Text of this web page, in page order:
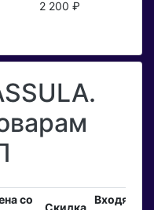
2 200 ₽
со
Входящие